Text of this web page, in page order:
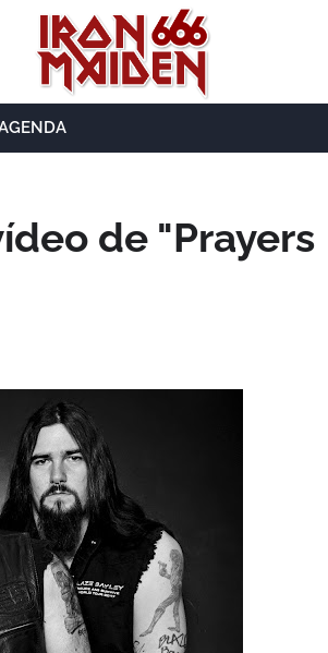
de "Prayers